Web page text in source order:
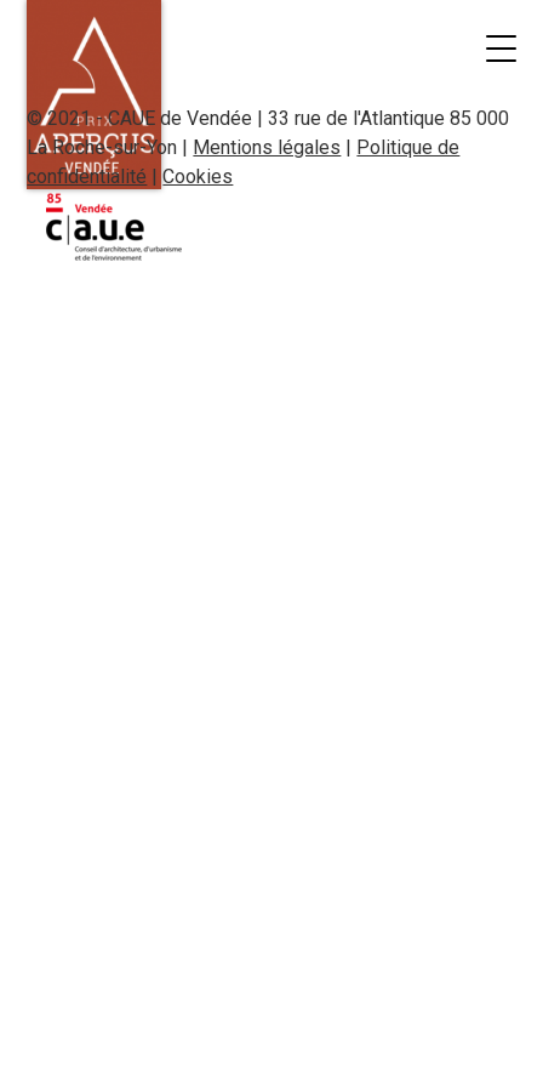
© 2021 - CAUE de Vendée | 33 rue de l'Atlantique 85 000
La Roche-sur-Yon | Mentions légales | Politique de
confidentialité |Cookies